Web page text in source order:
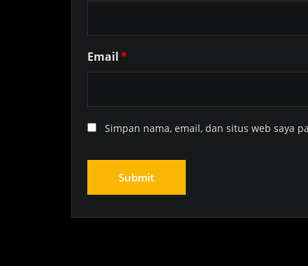
Email*
Simpan nama, email, dan situs web saya